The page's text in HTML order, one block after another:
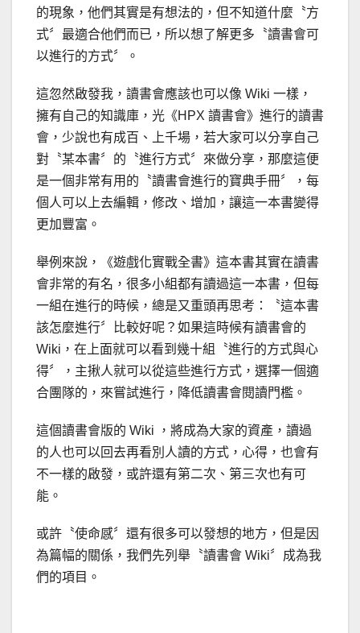
的現象，他們其實是有想法的，但不知道什麼〝方
式〞最適合他們而已，所以想了解更多〝讀書會可
以進行的方式〞。
這忽然啟發我，讀書會應該也可以像 Wiki 一樣，
擁有自己的知識庫，光《HPX 讀書會》進行的讀書
會，少說也有成百、上千場，若大家可以分享自己
對〝某本書〞的〝進行方式〞來做分享，那麼這便
是一個非常有用的〝讀書會進行的寶典手冊〞，每
個人可以上去編輯，修改、增加，讓這一本書變得
更加豐富。
舉例來說，《遊戲化實戰全書》這本書其實在讀書
會非常的有名，很多小組都有讀過這一本書，但每
一組在進行的時候，總是又重頭再思考：〝這本書
該怎麼進行〞比較好呢？如果這時候有讀書會的
Wiki，在上面就可以看到幾十組〝進行的方式與心
得〞，主揪人就可以從這些進行方式，選擇一個適
合團隊的，來嘗試進行，降低讀書會閱讀門檻。
這個讀書會版的 Wiki ，將成為大家的資產，讀過
的人也可以回去再看別人讀的方式，心得，也會有
不一樣的啟發，或許還有第二次、第三次也有可
能。
或許〝使命感〞還有很多可以發想的地方，但是因
為篇幅的關係，我們先列舉〝讀書會 Wiki〞成為我
們的項目。